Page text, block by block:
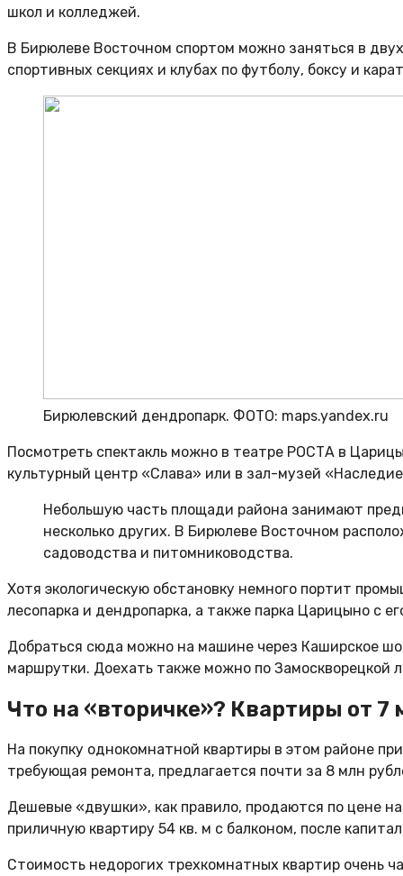
школ и колледжей.
В Бирюлеве Восточном спортом можно заняться в
спортивных секциях и клубах по футболу, боксу и
Бирюлевский дендропарк. ФОТО: maps.yandex.ru
Посмотреть спектакль можно в театре РОСТА в
культурный центр «Слава» или в зал-музей
Небольшую часть площади района занимают
несколько других. В Бирюлеве Восточном
садоводства и питомниководства.
Хотя экологическую обстановку немного портит
лесопарка и дендропарка, а также парка Царицыно с
Добраться сюда можно на машине через Каширское
маршрутки. Доехать также можно по Замоскворецкой
Что на «вторичке»? Квартиры от 7
На покупку однокомнатной квартиры в этом районе
требующая ремонта, предлагается почти за 8 млн
Дешевые «двушки», как правило, продаются по цене
приличную квартиру 54 кв. м с балконом, после
Стоимость недорогих трехкомнатных квартир очень